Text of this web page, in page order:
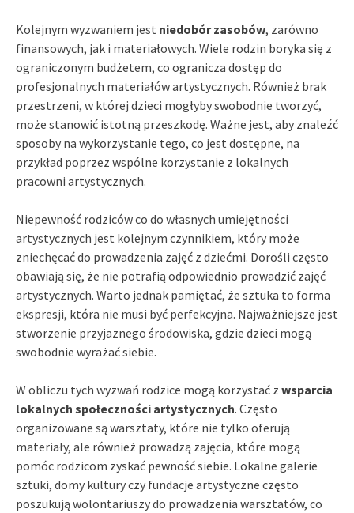
Kolejnym wyzwaniem jest niedobór zasobów, zarówno
finansowych, jak i materiałowych. Wiele rodzin boryka się z
ograniczonym budżetem, co ogranicza dostęp do
profesjonalnych materiałów artystycznych. Również brak
przestrzeni, w której dzieci mogłyby swobodnie tworzyć,
może stanowić istotną przeszkodę. Ważne jest, aby znaleźć
sposoby na wykorzystanie tego, co jest dostępne, na
przykład poprzez wspólne korzystanie z lokalnych
pracowni artystycznych.
Niepewność rodziców co do własnych umiejętności
artystycznych jest kolejnym czynnikiem, który może
zniechęcać do prowadzenia zajęć z dziećmi. Dorośli często
obawiają się, że nie potrafią odpowiednio prowadzić zajęć
artystycznych. Warto jednak pamiętać, że sztuka to forma
ekspresji, która nie musi być perfekcyjna. Najważniejsze jest
stworzenie przyjaznego środowiska, gdzie dzieci mogą
swobodnie wyrażać siebie.
W obliczu tych wyzwań rodzice mogą korzystać z wsparcia
lokalnych społeczności artystycznych. Często
organizowane są warsztaty, które nie tylko oferują
materiały, ale również prowadzą zajęcia, które mogą
pomóc rodzicom zyskać pewność siebie. Lokalne galerie
sztuki, domy kultury czy fundacje artystyczne często
poszukują wolontariuszy do prowadzenia warsztatów, co